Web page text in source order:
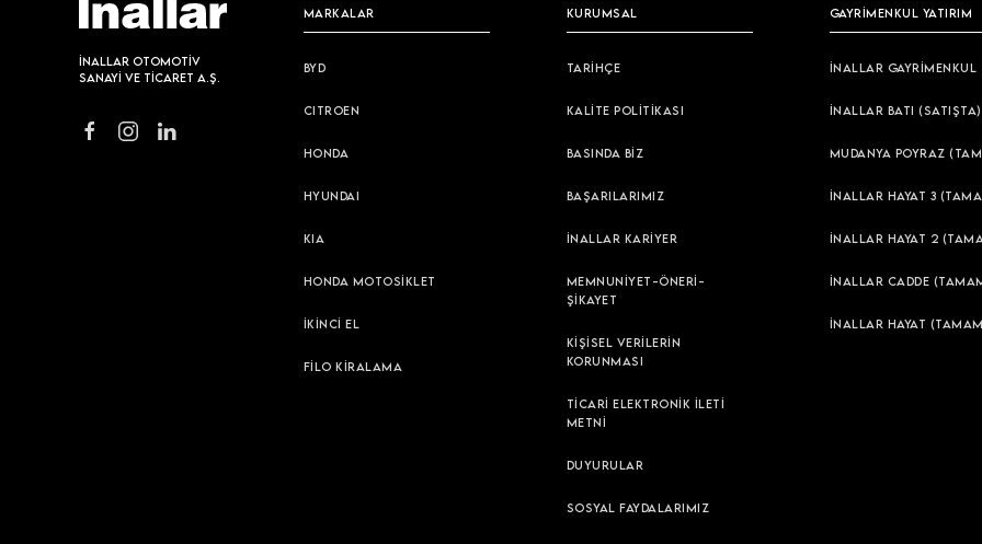
İNALLAR OTOMOTİV
SANAYİ VE TİCARET A.Ş.
MARKALAR
BYD
CITROEN
HONDA
HYUNDAI
KIA
HONDA MOTOSİKLET
İKİNCİ EL
FİLO KİRALAMA
KURUMSAL
TARİHÇE
KALİTE POLİTİKASI
BASINDA BİZ
BAŞARILARIMIZ
İNALLAR KARİYER
MEMNUNİYET-ÖNERİ-
ŞİKAYET
KİŞİSEL VERİLERİN
KORUNMASI
TİCARİ ELEKTRONİK İLETİ
METNİ
DUYURULAR
SOSYAL FAYDALARIMIZ
GAYRİMENKUL YATIRIM
İNALLAR GAYRİMENKUL
İNALLAR BATI (SATIŞTA)
MUDANYA POYRAZ
İNALLAR HAYAT 3
İNALLAR HAYAT 2
İNALLAR CADDE
İNALLAR HAYAT